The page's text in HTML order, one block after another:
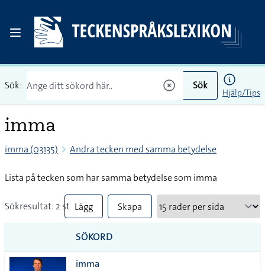
Sök: Sök
Hjälp/Tips
imma
imma (03135) Andra tecken med samma betydelse
Lista på tecken som har samma betydelse som imma
Sökresultat: 2 st Lägg
till
alla i
Skapa
SÖKORD
imma